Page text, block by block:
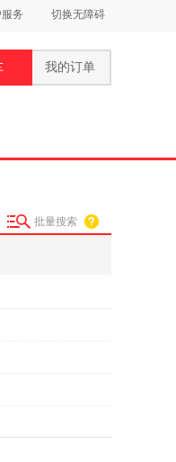
务 切换无障碍
我的订单
批量搜索